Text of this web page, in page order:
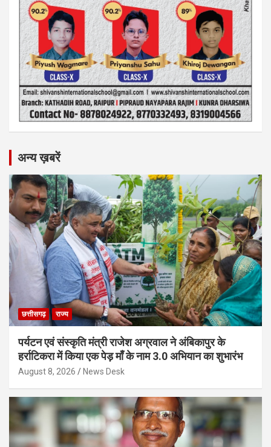
अन्य ख़बरें
छत्तीसगढ़ राज्य
पर्यटन एवं संस्कृति मंत्री राजेश अग्रवाल ने अंबिकापुर के
हर्राटिकरा में किया एक पेड़ माँ के नाम 3.0 अभियान का शुभारंभ
August 8, 2026 News Desk